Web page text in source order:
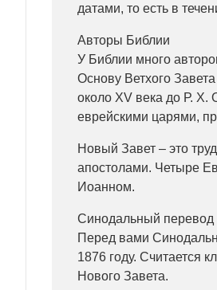
датами, то есть в
Авторы Библии
У Библии много
Основу Ветхого
около XV века до Р. Х.
еврейскими царями,
Новый Завет – это
апостолами. Четыре
Иоанном.
Синодальный перевод
Перед вами
1876 году. Считается
Нового Завета.